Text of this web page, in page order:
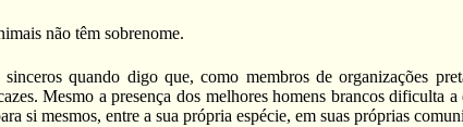
não têm sobrenome.
quando digo que, como membros de organizações
Mesmo a presença dos melhores homens brancos dificulta
si mesmos, entre a sua própria espécie, em suas próprias